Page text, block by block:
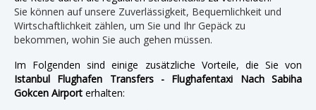
Sie können auf unsere Zuverlässigkeit, Bequemlichkeit und
Wirtschaftlichkeit zählen, um Sie und Ihr Gepäck zu
bekommen, wohin Sie auch gehen müssen.
Im Folgenden sind einige zusätzliche Vorteile, die Sie von
Istanbul Flughafen Transfers - Flughafentaxi Nach Sabiha
Gokcen Airport erhalten: